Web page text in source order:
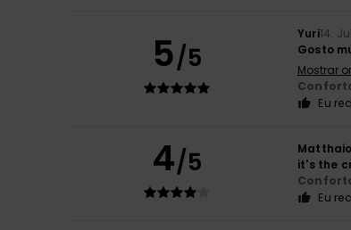
5/5
Yuri14.
Gosto
Mostrar
Eu
4/5
it's the
Eu